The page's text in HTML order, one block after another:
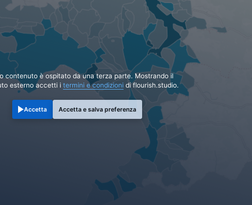
contenuto è ospitato da una terza parte. Mostrando il
esterno accetti i termini e condizioni di flourish.studio.
Accetta Accetta e salva preferenza